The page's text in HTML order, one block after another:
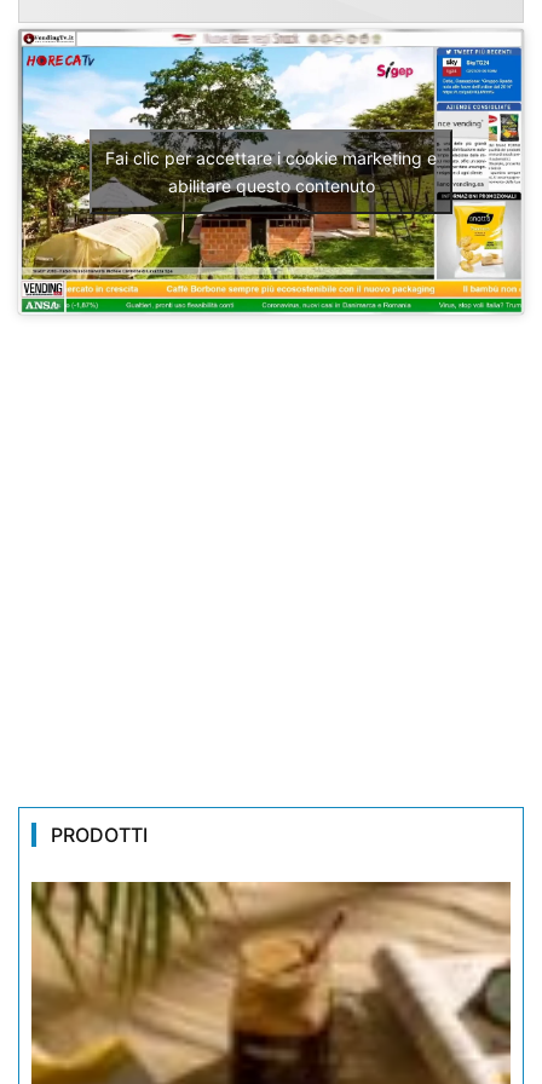
Fai clic per accettare i cookie marketing e
abilitare questo contenuto
PRODOTTI